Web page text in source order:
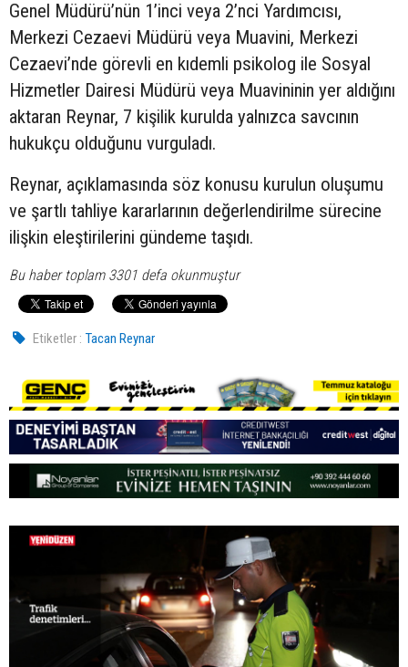
Genel Müdürü’nün 1’inci veya 2’nci Yardımcısı,
Merkezi Cezaevi Müdürü veya Muavini, Merkezi
Cezaevi’nde görevli en kıdemli psikolog ile Sosyal
Hizmetler Dairesi Müdürü veya Muavininin yer aldığını
aktaran Reynar, 7 kişilik kurulda yalnızca savcının
hukukçu olduğunu vurguladı.
Reynar, açıklamasında söz konusu kurulun oluşumu
ve şartlı tahliye kararlarının değerlendirilme sürecine
ilişkin eleştirilerini gündeme taşıdı.
Bu haber toplam 3301 defa okunmuştur
Etiketler : Tacan Reynar